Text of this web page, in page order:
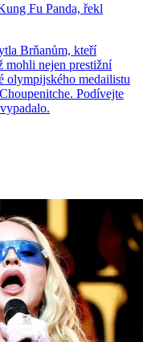
Fu Panda, řekl
Brňanům, kteří
mohli nejen prestižní
olympijského medailistu
Podívejte